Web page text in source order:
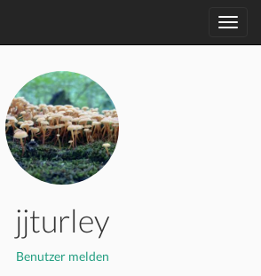
jjturley
Benutzer melden